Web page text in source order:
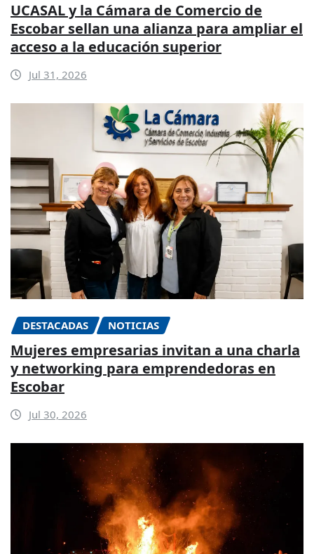
UCASAL y la Cámara de Comercio de
Escobar sellan una alianza para ampliar el
acceso a la educación superior
Jul 31, 2026
DESTACADAS NOTICIAS
Mujeres empresarias invitan a una charla
y networking para emprendedoras en
Escobar
Jul 30, 2026